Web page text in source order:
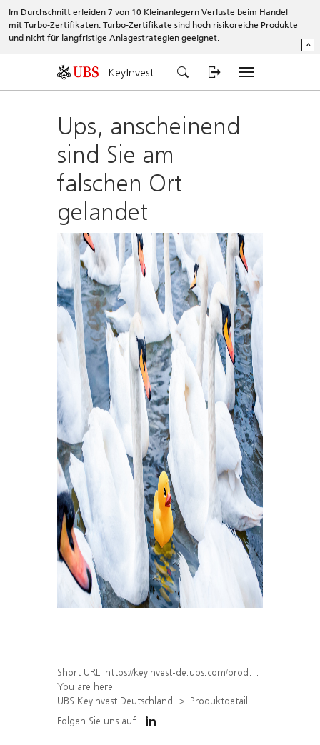
Im Durchschnitt erleiden 7 von 10 Kleinanlegern Verluste beim Handel
mit Turbo-Zertifikaten. Turbo-Zertifikate sind hoch risikoreiche Produkte
und nicht für langfristige Anlagestrategien geeignet.
^
KeyInvest
Ups, anscheinend
sind Sie am
falschen Ort
gelandet
Short URL: https://keyinvest-de.ubs.com/produkt/detail/index/isin/DE000WA7RM98
You are here:
UBS KeyInvest Deutschland
Produktdetail
Folgen Sie uns auf